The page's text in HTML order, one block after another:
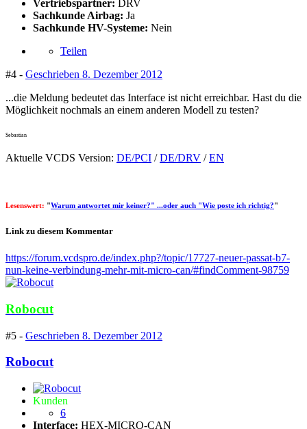
Vertriebspartner: DRV
Sachkunde Airbag: Ja
Sachkunde HV-Systeme: Nein
Teilen
#4 - Geschrieben 8. Dezember 2012
...die Meldung bedeutet das Interface ist nicht erreichbar. Hast du die
Möglichkeit nochmals an einem anderen Modell zu testen?
Sebastian
Aktuelle VCDS Version: DE/PCI /DE/DRV /EN
Lesenswert: "Warum antwortet mir keiner?" ...oder auch "Wie poste ich richtig?"
Link zu diesem Kommentar
https://forum.vcdspro.de/index.php?/topic/17727-neuer-passat-b7-
nun-keine-verbindung-mehr-mit-micro-can/#findComment-98759
Robocut
#5 - Geschrieben 8. Dezember 2012
Robocut
Kunden
6
Interface: HEX-MICRO-CAN